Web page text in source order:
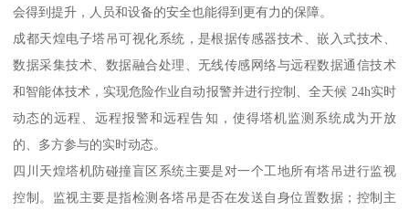
会得到提升，人员和设备的安全也能得到更有力的保障。
成都天煌电子塔吊可视化系统，是根据传感器技术、嵌入式技术、
数据采集技术、数据融合处理、无线传感网络与远程数据通信技术
和智能体技术，实现危险作业自动报警并进行控制、全天候 24h实时
动态的远程、远程报警和远程告知，使得塔机监测系统成为开放
的、多方参与的实时动态。
四川天煌塔机防碰撞盲区系统主要是对一个工地所有塔吊进行监视
控制。监视主要是指检测各塔吊是否在发送自身位置数据；控制主